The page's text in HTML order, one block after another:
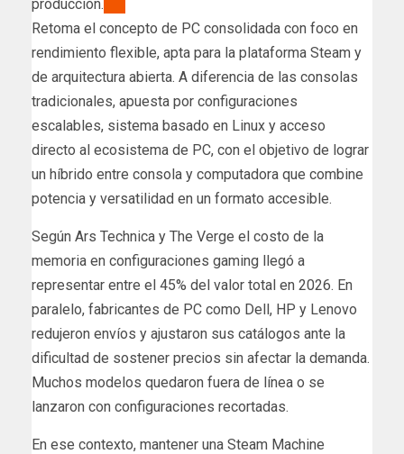
producción.
Retoma el concepto de PC consolidada con foco en
rendimiento flexible, apta para la plataforma Steam y
de arquitectura abierta. A diferencia de las consolas
tradicionales, apuesta por configuraciones
escalables, sistema basado en Linux y acceso
directo al ecosistema de PC, con el objetivo de lograr
un híbrido entre consola y computadora que combine
potencia y versatilidad en un formato accesible.
Según Ars Technica y The Verge el costo de la
memoria en configuraciones gaming llegó a
representar entre el 45% del valor total en 2026. En
paralelo, fabricantes de PC como Dell, HP y Lenovo
redujeron envíos y ajustaron sus catálogos ante la
dificultad de sostener precios sin afectar la demanda.
Muchos modelos quedaron fuera de línea o se
lanzaron con configuraciones recortadas.
En ese contexto, mantener una Steam Machine